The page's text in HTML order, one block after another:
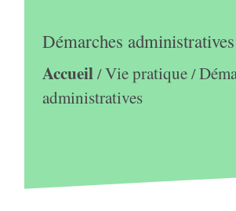
Démarches administratives
Accueil/Vie pratique/
administratives